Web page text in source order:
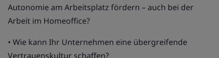
Autonomie am Arbeitsplatz fördern – auch bei der
Arbeit im Homeoffice?
• Wie kann Ihr Unternehmen eine übergreifende
Vertrauenskultur schaffen?